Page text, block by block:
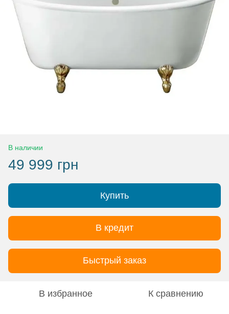
В наличии
49 999 грн
Купить
В кредит
Быстрый заказ
В избранное К сравнению